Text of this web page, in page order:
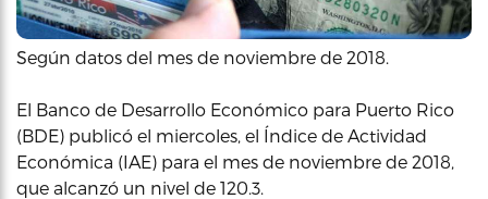
Según datos del mes de noviembre de 2018.
El Banco de Desarrollo Económico para Puerto Rico
(BDE) publicó el miercoles, el Índice de Actividad
Económica (IAE) para el mes de noviembre de 2018,
que alcanzó un nivel de 120.3.